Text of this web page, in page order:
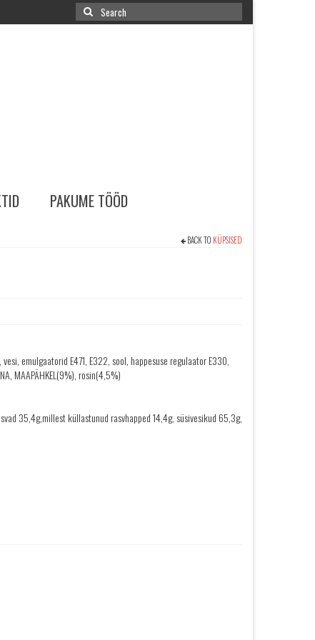
Search
for:
PAKUME TÖÖD
BACK TO KÜPSISED
emulgaatorid E471, E322, sool, happesuse regulaator E330,
MAAPÄHKEL(9%), rosin(4,5%)
35,4g,millest küllastunud rasvhapped 14,4g, süsivesikud 65,3g,